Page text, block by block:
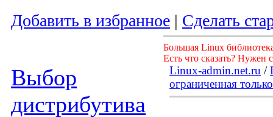
Добавить в избранное | Сделать
Большая Linux
Есть что сказать? Нужен
Выбор
дистрибутива
Linux-admin.net.ru /
ограниченная